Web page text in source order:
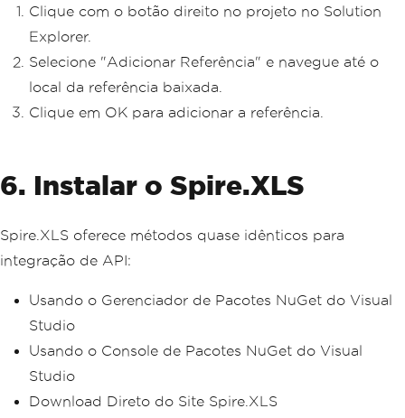
Clique com o botão direito no projeto no Solution
Explorer.
Selecione "Adicionar Referência" e navegue até o
local da referência baixada.
Clique em OK para adicionar a referência.
6. Instalar o Spire.XLS
Spire.XLS oferece métodos quase idênticos para
integração de API:
Usando o Gerenciador de Pacotes NuGet do Visual
Studio
Usando o Console de Pacotes NuGet do Visual
Studio
Download Direto do Site Spire.XLS